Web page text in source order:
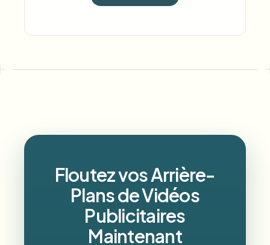
Floutez vos Arrière-
Plans de Vidéos
Publicitaires
Maintenant